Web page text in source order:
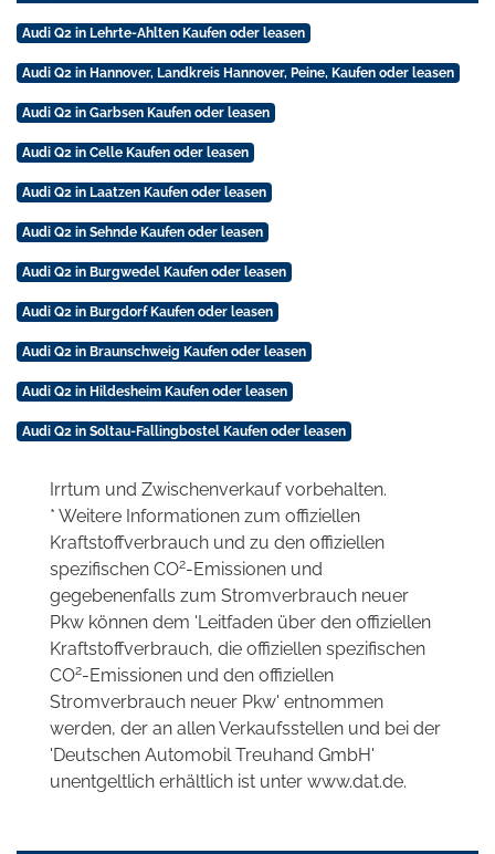
Audi Q2 in Lehrte-Ahlten Kaufen oder leasen
Audi Q2 in Hannover, Landkreis Hannover, Peine, Kaufen oder leasen
Audi Q2 in Garbsen Kaufen oder leasen
Audi Q2 in Celle Kaufen oder leasen
Audi Q2 in Laatzen Kaufen oder leasen
Audi Q2 in Sehnde Kaufen oder leasen
Audi Q2 in Burgwedel Kaufen oder leasen
Audi Q2 in Burgdorf Kaufen oder leasen
Audi Q2 in Braunschweig Kaufen oder leasen
Audi Q2 in Hildesheim Kaufen oder leasen
Audi Q2 in Soltau-Fallingbostel Kaufen oder leasen
Irrtum und Zwischenverkauf vorbehalten.
* Weitere Informationen zum offiziellen
Kraftstoffverbrauch und zu den offiziellen
spezifischen CO2-Emissionen und
gegebenenfalls zum Stromverbrauch neuer
Pkw können dem 'Leitfaden über den offiziellen
Kraftstoffverbrauch, die offiziellen spezifischen
CO2-Emissionen und den offiziellen
Stromverbrauch neuer Pkw' entnommen
werden, der an allen Verkaufsstellen und bei der
'Deutschen Automobil Treuhand GmbH'
unentgeltlich erhältlich ist unter www.dat.de.